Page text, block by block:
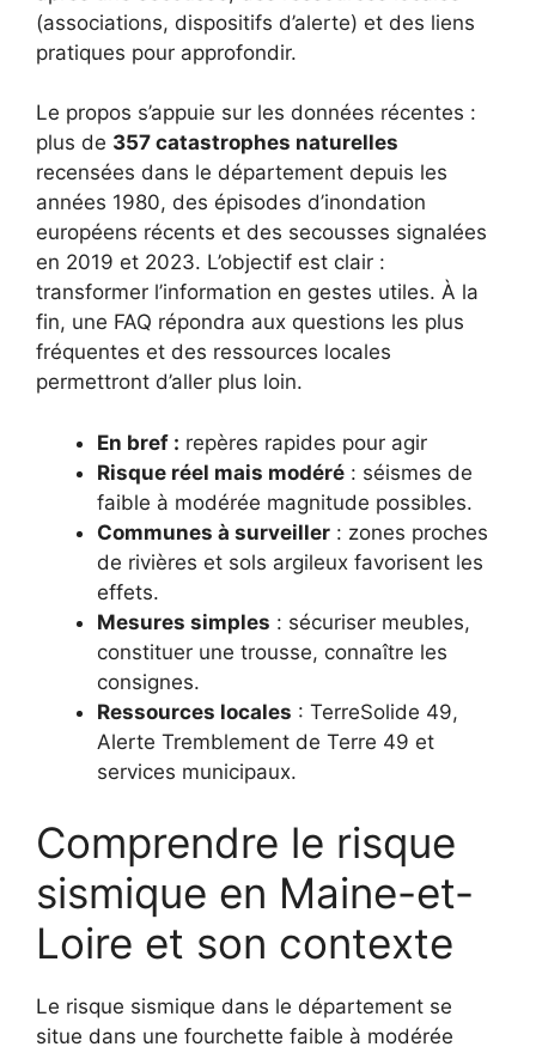
(associations, dispositifs d’alerte) et des liens
pratiques pour approfondir.
Le propos s’appuie sur les données récentes :
plus de 357 catastrophes naturelles
recensées dans le département depuis les
années 1980, des épisodes d’inondation
européens récents et des secousses signalées
en 2019 et 2023. L’objectif est clair :
transformer l’information en gestes utiles. À la
fin, une FAQ répondra aux questions les plus
fréquentes et des ressources locales
permettront d’aller plus loin.
En bref : repères rapides pour agir
Risque réel mais modéré : séismes de
faible à modérée magnitude possibles.
Communes à surveiller : zones proches
de rivières et sols argileux favorisent les
effets.
Mesures simples : sécuriser meubles,
constituer une trousse, connaître les
consignes.
Ressources locales : TerreSolide 49,
Alerte Tremblement de Terre 49 et
services municipaux.
Comprendre le risque
sismique en Maine-et-
Loire et son contexte
Le risque sismique dans le département se
situe dans une fourchette faible à modérée